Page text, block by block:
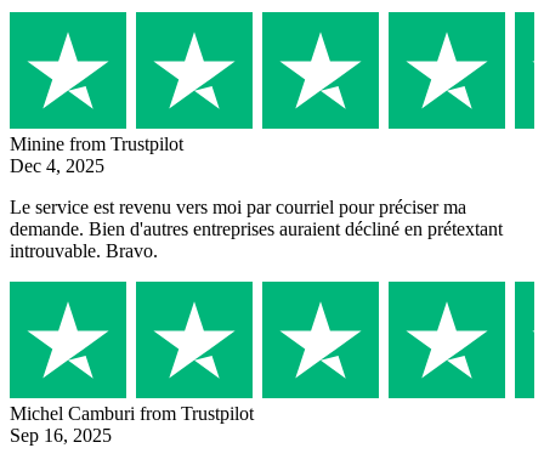
Minine from Trustpilot
Dec 4, 2025
Le service est revenu vers moi par courriel pour préciser ma
demande. Bien d'autres entreprises auraient décliné en prétextant
introuvable. Bravo.
Michel Camburi from Trustpilot
Sep 16, 2025